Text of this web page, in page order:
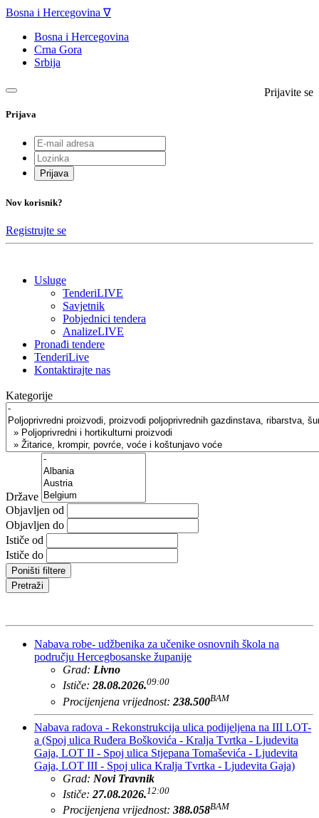
Bosna i Hercegovina ∇
Bosna i Hercegovina
Crna Gora
Srbija
Prijavite se
Prijava
Prijava
Nov korisnik?
Registrujte se
Usluge
TenderiLIVE
Savjetnik
Pobjednici tendera
AnalizeLIVE
Pronađi tendere
TenderiLive
Kontaktirajte nas
Kategorije
Države
Objavljen od
Objavljen do
Ističe od
Ističe do
Nabava robe- udžbenika za učenike osnovnih škola na
području Hercegbosanske županije
Grad: Livno
Ističe:28.08.2026.09:00
Procijenjena vrijednost: 238.500BAM
Nabava radova - Rekonstrukcija ulica podijeljena na III LOT-
a (Spoj ulica Ruđera Boškovića - Kralja Tvrtka - Ljudevita
Gaja, LOT II - Spoj ulica Stjepana Tomaševića - Ljudevita
Gaja, LOT III - Spoj ulica Kralja Tvrtka - Ljudevita Gaja)
Grad: Novi Travnik
Ističe: 27.08.2026.12:00
Procijenjena vrijednost: 388.058BAM